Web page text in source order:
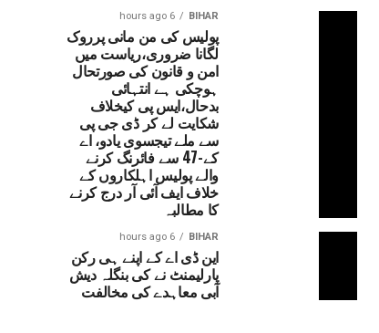
BIHAR
6 hours ago
پولیس کی من مانی پرروک
لگانا ضروری،ریاست میں
امن و قانون کی صورتحال
ہوچکی ہے انتہائی
بدحال،ایس پی کیخلاف
شکایت لے کر ڈی جی پی
سے ملے تیجسوی یادو، اے
کے-47 سے فائرنگ کرنے
والے پولیس اہلکاروں کے
خلاف ایف آئی آر درج کرنے
کا مطالبہ
BIHAR
6 hours ago
این ڈی اے کے اپنے ہی رکن
پارلیمنٹ نے کی بنگلہ دیش
آبی معاہدے کی مخالفت